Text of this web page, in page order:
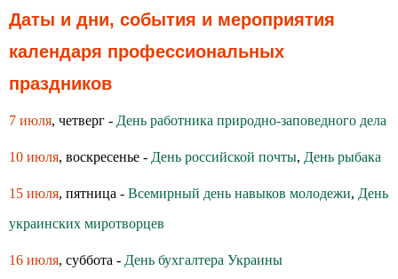
Даты и дни, события и мероприятия
календаря профессиональных
праздников
7 июля, четверг - День работника природно-заповедного дела
10 июля, воскресенье - День российской почты, День рыбака
15 июля, пятница - Всемирный день навыков молодежи, День
украинских миротворцев
16 июля, суббота - День бухгалтера Украины